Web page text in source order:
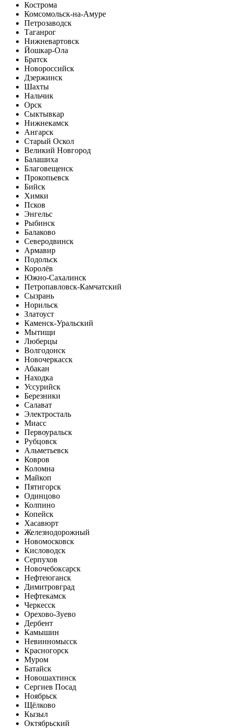
Кострома
Комсомольск-на-Амуре
Петрозаводск
Таганрог
Нижневартовск
Йошкар-Ола
Братск
Новороссийск
Дзержинск
Шахты
Нальчик
Орск
Сыктывкар
Нижнекамск
Ангарск
Старый Оскол
Великий Новгород
Балашиха
Благовещенск
Прокопьевск
Бийск
Химки
Псков
Энгельс
Рыбинск
Балаково
Северодвинск
Армавир
Подольск
Королёв
Южно-Сахалинск
Петропавловск-Камчатский
Сызрань
Норильск
Златоуст
Каменск-Уральский
Мытищи
Люберцы
Волгодонск
Новочеркасск
Абакан
Находка
Уссурийск
Березники
Салават
Электросталь
Миасс
Первоуральск
Рубцовск
Альметьевск
Ковров
Коломна
Майкоп
Пятигорск
Одинцово
Колпино
Копейск
Хасавюрт
Железнодорожный
Новомосковск
Кисловодск
Серпухов
Новочебоксарск
Нефтеюганск
Димитровград
Нефтекамск
Черкесск
Орехово-Зуево
Дербент
Камышин
Невинномысск
Красногорск
Муром
Батайск
Новошахтинск
Сергиев Посад
Ноябрьск
Щёлково
Кызыл
Октябрьский